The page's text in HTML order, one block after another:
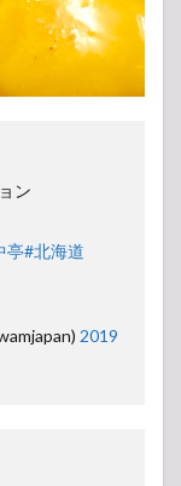
ン
亭#北海道
2019